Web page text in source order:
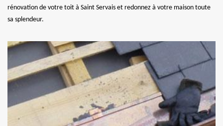
rénovation de votre toit à Saint Servais et redonnez à votre maison toute
sa splendeur.